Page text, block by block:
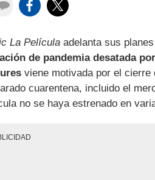
La Película adelanta sus
de pandemia desatada
viene motivada por el
cuarentena, incluido el
no se haya estrenado en